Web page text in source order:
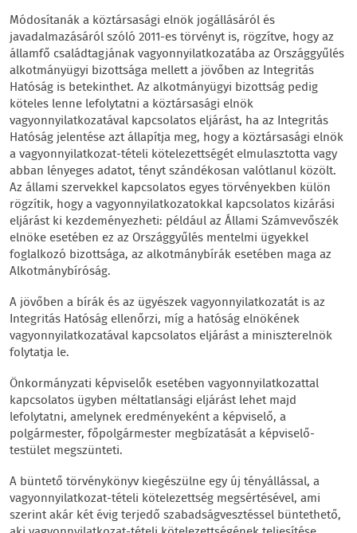
Módosítanák a köztársasági elnök jogállásáról és
javadalmazásáról szóló 2011-es törvényt is, rögzítve, hogy az
államfő családtagjának vagyonnyilatkozatába az Országgyűlés
alkotmányügyi bizottsága mellett a jövőben az Integritás
Hatóság is betekinthet. Az alkotmányügyi bizottság pedig
köteles lenne lefolytatni a köztársasági elnök
vagyonnyilatkozatával kapcsolatos eljárást, ha az Integritás
Hatóság jelentése azt állapítja meg, hogy a köztársasági elnök
a vagyonnyilatkozat-tételi kötelezettségét elmulasztotta vagy
abban lényeges adatot, tényt szándékosan valótlanul közölt.
Az állami szervekkel kapcsolatos egyes törvényekben külön
rögzítik, hogy a vagyonnyilatkozatokkal kapcsolatos kizárási
eljárást ki kezdeményezheti: például az Állami Számvevőszék
elnöke esetében ez az Országgyűlés mentelmi ügyekkel
foglalkozó bizottsága, az alkotmánybírák esetében maga az
Alkotmánybíróság.
A jövőben a bírák és az ügyészek vagyonnyilatkozatát is az
Integritás Hatóság ellenőrzi, míg a hatóság elnökének
vagyonnyilatkozatával kapcsolatos eljárást a miniszterelnök
folytatja le.
Önkormányzati képviselők esetében vagyonnyilatkozattal
kapcsolatos ügyben méltatlansági eljárást lehet majd
lefolytatni, amelynek eredményeként a képviselő, a
polgármester, főpolgármester megbízatását a képviselő-
testület megszünteti.
A büntető törvénykönyv kiegészülne egy új tényállással, a
vagyonnyilatkozat-tételi kötelezettség megsértésével, ami
szerint akár két évig terjedő szabadságvesztéssel büntethető,